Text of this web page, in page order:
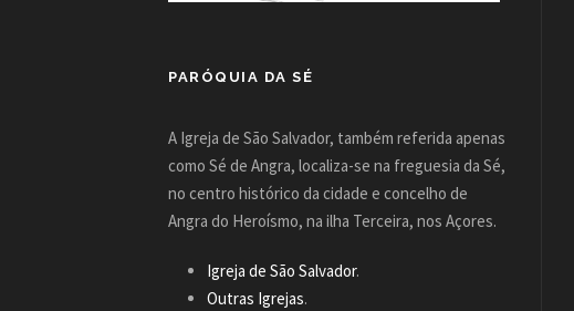
PARÓQUIA DA SÉ
A Igreja de São Salvador, também referida apenas
como Sé de Angra, localiza-se na freguesia da Sé,
no centro histórico da cidade e concelho de
Angra do Heroísmo, na ilha Terceira, nos Açores.
Igreja de São Salvador.
Outras Igrejas.